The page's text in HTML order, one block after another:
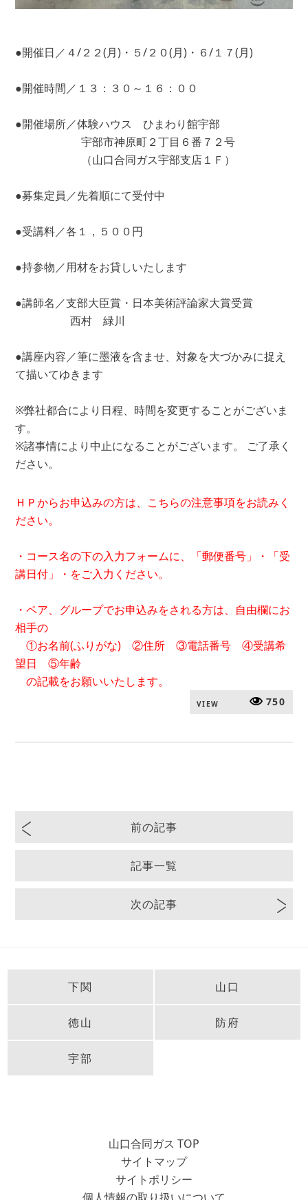
●開催日／４/２２(月)・５/２０(月)・６/１７(月)
●開催時間／１３：３０～１６：００
●開催場所／体験ハウス ひまわり館宇部
宇部市神原町２丁目６番７２号
（山口合同ガス宇部支店１Ｆ）
●募集定員／先着順にて受付中
●受講料／各１，５００円
●持参物／用材をお貸しいたします
●講師名／支部大臣賞・日本美術評論家大賞受賞
西村 緑川
●講座内容／筆に墨液を含ませ、対象を大づかみに捉え
て描いてゆきます
※弊社都合により日程、時間を変更することがございま
す。
※諸事情により中止になることがございます。 ご了承く
ださい。
ＨＰからお申込みの方は、こちらの注意事項をお読みく
ださい。
・コース名の下の入力フォームに、「郵便番号」・「受
講日付」・をご入力ください。
・ペア、グループでお申込みをされる方は、自由欄にお
相手の
①お名前(ふりがな) ②住所 ③電話番号 ④受講希
望日 ⑤年齢
の記載をお願いいたします。
VIEW 750
前の記事
記事一覧
次の記事
下関 山口
徳山 防府
宇部
山口合同ガス TOP
サイトマップ
サイトポリシー
個人情報の取り扱いについて